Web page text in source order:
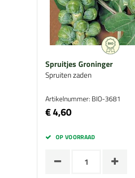
Spruitjes Groninger
Spruiten zaden
Artikelnummer: BIO-3681
€ 4,60
OP VOORRAAD